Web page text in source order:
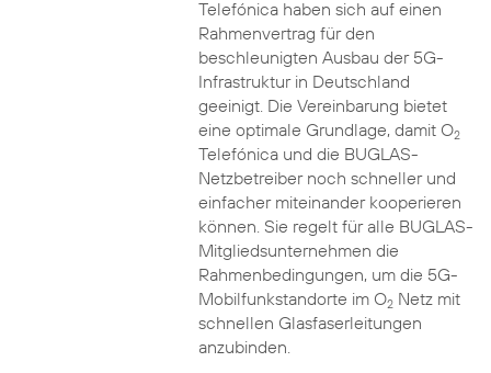
Telefónica haben sich auf einen
Rahmenvertrag für den
beschleunigten Ausbau der 5G-
Infrastruktur in Deutschland
geeinigt. Die Vereinbarung bietet
eine optimale Grundlage, damit O2
Telefónica und die BUGLAS-
Netzbetreiber noch schneller und
einfacher miteinander kooperieren
können. Sie regelt für alle BUGLAS-
Mitgliedsunternehmen die
Rahmenbedingungen, um die 5G-
Mobilfunkstandorte im O2Netz mit
schnellen Glasfaserleitungen
anzubinden.